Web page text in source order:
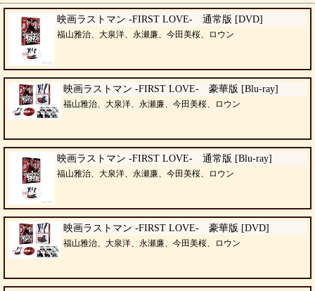
映画ラストマン -FIRST LOVE- 通常版 [DVD]
福山雅治、大泉洋、永瀬廉、今田美桜、ロウン
映画ラストマン -FIRST LOVE- 豪華版 [Blu-ray]
福山雅治、大泉洋、永瀬廉、今田美桜、ロウン
映画ラストマン -FIRST LOVE- 通常版 [Blu-ray]
福山雅治、大泉洋、永瀬廉、今田美桜、ロウン
映画ラストマン -FIRST LOVE- 豪華版 [DVD]
福山雅治、大泉洋、永瀬廉、今田美桜、ロウン